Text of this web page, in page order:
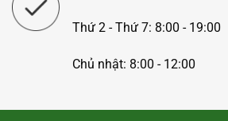
Thứ 2 - Thứ 7: 8:00 - 19:00
Chủ nhật: 8:00 - 12:00